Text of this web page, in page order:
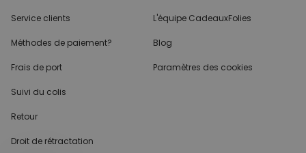
Service clients
Méthodes de paiement?
Frais de port
Suivi du colis
Retour
Droit de rétractation
L'équipe CadeauxFolies
Blog
Paramètres des cookies